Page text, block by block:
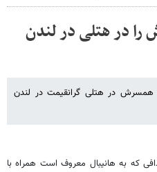
در هتلی در لندن
در هتلی گرانقیمت در لندن
که به هانیبال معروف است همراه با